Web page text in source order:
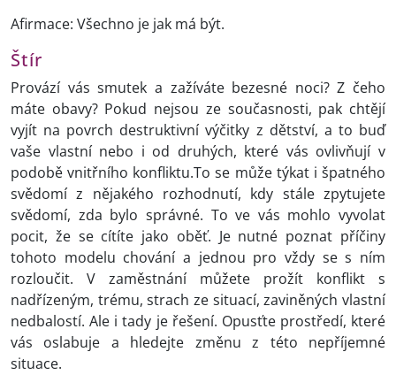
Afirmace: Všechno je jak má být.
Štír
Provází vás smutek a zažíváte bezesné noci? Z čeho
máte obavy? Pokud nejsou ze současnosti, pak chtějí
vyjít na povrch destruktivní výčitky z dětství, a to buď
vaše vlastní nebo i od druhých, které vás ovlivňují v
podobě vnitřního konfliktu.To se může týkat i špatného
svědomí z nějakého rozhodnutí, kdy stále zpytujete
svědomí, zda bylo správné. To ve vás mohlo vyvolat
pocit, že se cítíte jako oběť. Je nutné poznat příčiny
tohoto modelu chování a jednou pro vždy se s ním
rozloučit. V zaměstnání můžete prožít konflikt s
nadřízeným, trému, strach ze situací, zaviněných vlastní
nedbalostí. Ale i tady je řešení. Opusťte prostředí, které
vás oslabuje a hledejte změnu z této nepříjemné
situace.